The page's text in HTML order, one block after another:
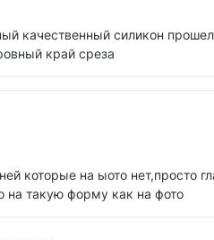
качественный силикон
край среза
которые на ыото нет,просто
на такую форму как на фото